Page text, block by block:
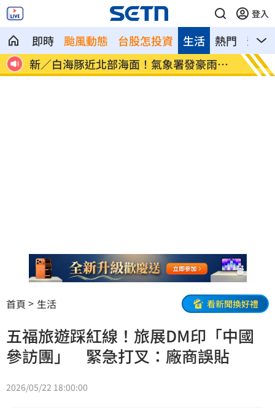
登入
即時 颱風動態 台股怎投資 熱門 影音
生活
特
南電Q2財報公布後 目標價調升 俄軍
首頁 生活 看新聞換好禮
五福旅遊踩紅線！旅展DM印「中國
參訪團」 緊急打叉：廠商誤貼
2026/05/22 18:00:00